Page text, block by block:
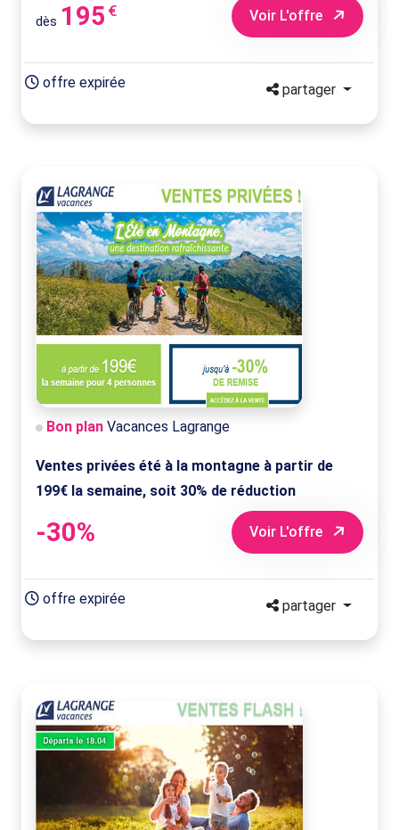
dès 195 € Voir L'offre
offre expirée partager
Bon plan Vacances Lagrange
Ventes privées été à la montagne à partir de
199€ la semaine, soit 30% de réduction
-30% Voir L'offre
offre expirée partager